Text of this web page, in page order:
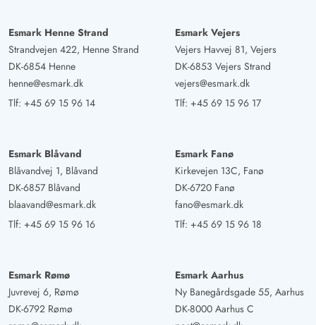
Esmark Henne Strand
Strandvejen 422, Henne Strand
DK-6854 Henne
henne@esmark.dk
Tlf: +45 69 15 96 14
Esmark Vejers
Vejers Havvej 81, Vejers
DK-6853 Vejers Strand
vejers@esmark.dk
Tlf: +45 69 15 96 17
Esmark Blåvand
Blåvandvej 1, Blåvand
DK-6857 Blåvand
blaavand@esmark.dk
Tlf: +45 69 15 96 16
Esmark Fanø
Kirkevejen 13C, Fanø
DK-6720 Fanø
fano@esmark.dk
Tlf: +45 69 15 96 18
Esmark Rømø
Juvrevej 6, Rømø
DK-6792 Rømø
Esmark Aarhus
Ny Banegårdsgade 55, Aarhus
DK-8000 Aarhus C